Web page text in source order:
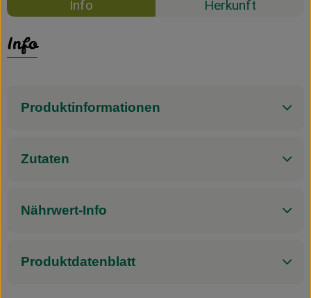
Info Herkunft
Info
Produktinformationen
Zutaten
Nährwert-Info
Produktdatenblatt